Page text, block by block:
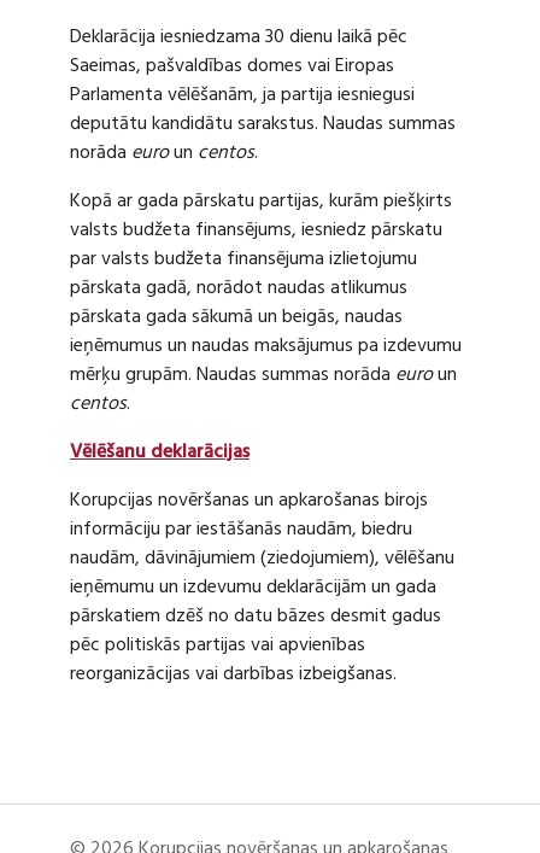
Deklarācija iesniedzama 30 dienu laikā pēc
Saeimas, pašvaldības domes vai Eiropas
Parlamenta vēlēšanām, ja partija iesniegusi
deputātu kandidātu sarakstus. Naudas summas
norāda euroun centos.
Kopā ar gada pārskatu partijas, kurām piešķirts
valsts budžeta finansējums, iesniedz pārskatu
par valsts budžeta finansējuma izlietojumu
pārskata gadā, norādot naudas atlikumus
pārskata gada sākumā un beigās, naudas
ieņēmumus un naudas maksājumus pa izdevumu
mērķu grupām. Naudas summas norāda euroun
centos.
Vēlēšanu deklarācijas
Korupcijas novēršanas un apkarošanas birojs
informāciju par iestāšanās naudām, biedru
naudām, dāvinājumiem (ziedojumiem), vēlēšanu
ieņēmumu un izdevumu deklarācijām un gada
pārskatiem dzēš no datu bāzes desmit gadus
pēc politiskās partijas vai apvienības
reorganizācijas vai darbības izbeigšanas.